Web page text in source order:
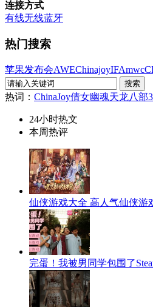
连接方式
有线无线蓝牙
热门搜索
苹果发布会AWEChinajoyIFAmwc
热词： ChinaJoy倩女幽魂天龙八部3
24小时热文
本周热评
仙侠游戏大全 高人气仙侠游
完蛋！我被男同学包围了